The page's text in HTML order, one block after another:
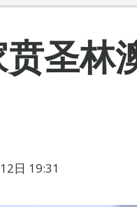
圣林
日 19:31